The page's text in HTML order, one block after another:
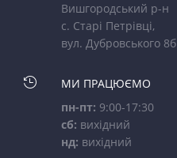
Вишгородський р-н
с. Старі Петрівці,
вул. Дубровського 8б

МИ ПРАЦЮЄМО
пн-пт: 9:00-17:30
сб: вихідний
нд: вихідний